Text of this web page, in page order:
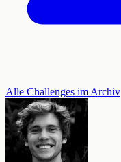
Alle Challenges im Archiv